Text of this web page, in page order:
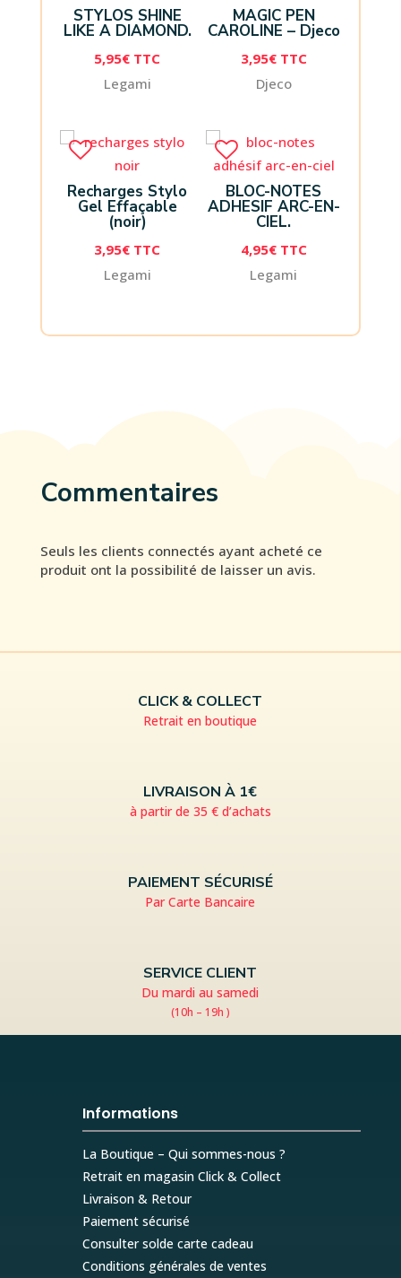
STYLOS SHINE
LIKE A DIAMOND.
5,95€ TTC
Legami
MAGIC PEN
CAROLINE – Djeco
3,95€ TTC
Djeco
Recharges Stylo
Gel Effaçable
(noir)
3,95€ TTC
Legami
BLOC-NOTES
ADHESIF ARC-EN-
CIEL.
4,95€ TTC
Legami
Commentaires
Seuls les clients connectés ayant acheté ce
produit ont la possibilité de laisser un avis.
CLICK & COLLECT
Retrait en boutique
LIVRAISON À 1€
à partir de 35 € d’achats
PAIEMENT SÉCURISÉ
Par Carte Bancaire
SERVICE CLIENT
Du mardi au samedi
(10h – 19h )
Informations
La Boutique – Qui sommes-nous ?
Retrait en magasin Click & Collect
Livraison & Retour
Paiement sécurisé
Consulter solde carte cadeau
Conditions générales de ventes